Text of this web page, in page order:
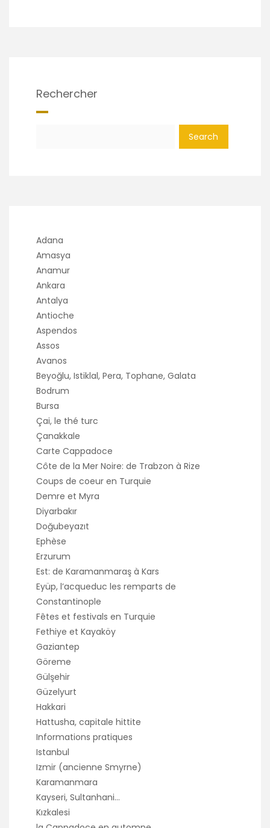
Rechercher
Adana
Amasya
Anamur
Ankara
Antalya
Antioche
Aspendos
Assos
Avanos
Beyoğlu, Istiklal, Pera, Tophane, Galata
Bodrum
Bursa
Çai, le thé turc
Çanakkale
Carte Cappadoce
Côte de la Mer Noire: de Trabzon à Rize
Coups de coeur en Turquie
Demre et Myra
Diyarbakır
Doğubeyazıt
Ephèse
Erzurum
Est: de Karamanmaraş à Kars
Eyüp, l’acqueduc les remparts de
Constantinople
Fêtes et festivals en Turquie
Fethiye et Kayaköy
Gaziantep
Göreme
Gülşehir
Güzelyurt
Hakkari
Hattusha, capitale hittite
Informations pratiques
Istanbul
Izmir (ancienne Smyrne)
Karamanmara
Kayseri, Sultanhani…
Kızkalesi